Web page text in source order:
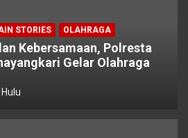
STORIES OLAHRAGA
Kebersamaan, Polresta
Gelar Olahraga